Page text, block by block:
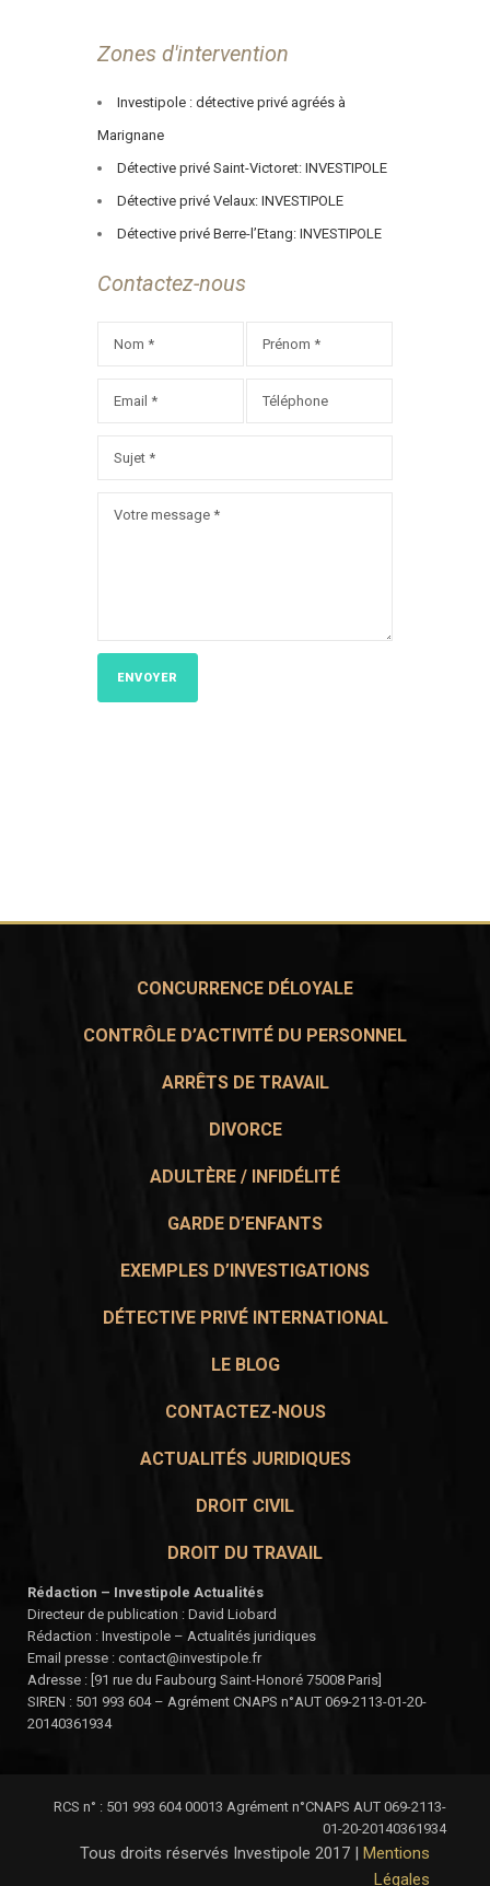
Zones d'intervention
Investipole : détective privé agréés à
Marignane
Détective privé Saint-Victoret: INVESTIPOLE
Détective privé Velaux: INVESTIPOLE
Détective privé Berre-l’Etang: INVESTIPOLE
Contactez-nous
CONCURRENCE DÉLOYALE
CONTRÔLE D’ACTIVITÉ DU PERSONNEL
ARRÊTS DE TRAVAIL
DIVORCE
ADULTÈRE / INFIDÉLITÉ
GARDE D’ENFANTS
EXEMPLES D’INVESTIGATIONS
DÉTECTIVE PRIVÉ INTERNATIONAL
LE BLOG
CONTACTEZ-NOUS
ACTUALITÉS JURIDIQUES
DROIT CIVIL
DROIT DU TRAVAIL
Rédaction – Investipole Actualités
Directeur de publication : David Liobard
Rédaction : Investipole – Actualités juridiques
Email presse : contact@investipole.fr
Adresse : [91 rue du Faubourg Saint-Honoré 75008 Paris]
SIREN : 501 993 604 – Agrément CNAPS n°AUT 069-2113-01-20-
20140361934
RCS n° : 501 993 604 00013 Agrément n°CNAPS AUT 069-2113-
01-20-20140361934
Tous droits réservés Investipole 2017 |
Mentions
Légales